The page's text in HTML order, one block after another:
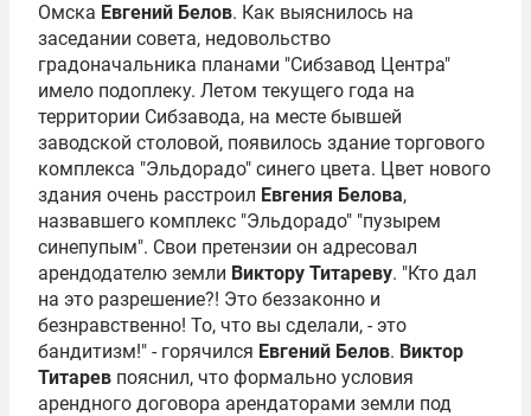
Омска Евгений Белов. Как выяснилось на
заседании совета, недовольство
градоначальника планами "Сибзавод Центра"
имело подоплеку. Летом текущего года на
территории Сибзавода, на месте бывшей
заводской столовой, появилось здание торгового
комплекса "Эльдорадо" синего цвета. Цвет нового
здания очень расстроил Евгения Белова,
назвавшего комплекс "Эльдорадо" "пузырем
синепупым". Свои претензии он адресовал
арендодателю земли Виктору Титареву. "Кто дал
на это разрешение?! Это беззаконно и
безнравственно! То, что вы сделали, - это
бандитизм!" - горячился Евгений Белов. Виктор
Титарев пояснил, что формально условия
арендного договора арендаторами земли под